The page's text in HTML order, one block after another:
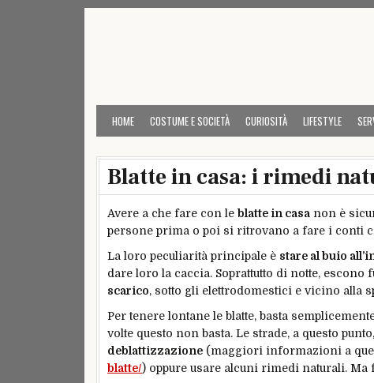
HOME COSTUME E SOCIETÀ CURIOSITÀ LIFESTYLE
Blatte in casa: i rimedi
Avere a che fare con le blatte in casa non è
persone prima o poi si ritrovano a fare i conti
La loro peculiarità principale è stare al buio
dare loro la caccia. Soprattutto di notte,
scarico, sotto gli elettrodomestici e vicino alla
Per tenere lontane le blatte, basta
volte questo non basta. Le strade, a questo
deblattizzazione (maggiori informazioni a
blatte/) oppure usare alcuni rimedi naturali.